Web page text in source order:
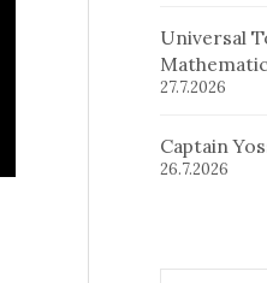
Universal
27.7.2026
Captain
26.7.2026